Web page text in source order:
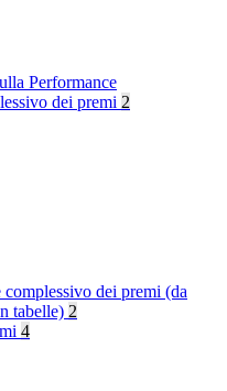
Performance
dei premi 2
dei premi (da
tabelle) 2
4